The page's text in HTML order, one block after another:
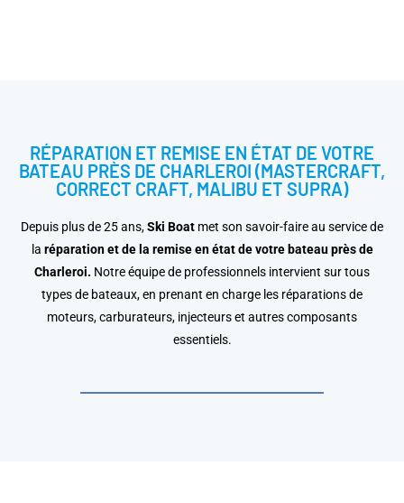
RÉPARATION ET REMISE EN ÉTAT DE VOTRE
BATEAU PRÈS DE CHARLEROI (MASTERCRAFT,
CORRECT CRAFT, MALIBU ET SUPRA)
Depuis plus de 25 ans,Ski Boat met son savoir-faire au service de
la réparation et de la remise en état de votre bateau près de
Charleroi. Notre équipe de professionnels intervient sur tous
types de bateaux, en prenant en charge les réparations de
moteurs, carburateurs, injecteurs et autres composants
essentiels.